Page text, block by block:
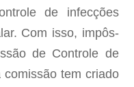
de infecções
Com isso, impôs-
de Controle de
comissão tem criado